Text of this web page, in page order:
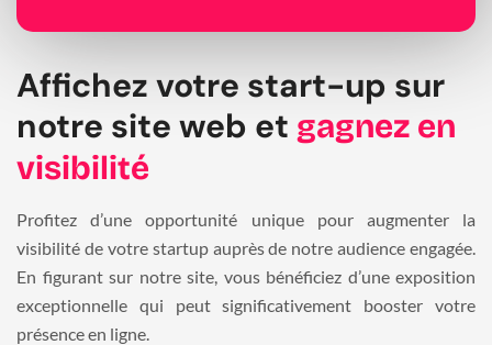
Affichez votre start-up sur
notre site web et gagnez en
visibilité
Profitez d’une opportunité unique pour augmenter la
visibilité de votre startup auprès de notre audience engagée.
En figurant sur notre site, vous bénéficiez d’une exposition
exceptionnelle qui peut significativement booster votre
présence en ligne.